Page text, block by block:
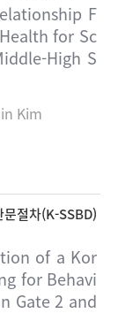
F
for Sc
High S
Kim
절차(K-SSBD)
of a Kor
for Behavi
Gate 2 and